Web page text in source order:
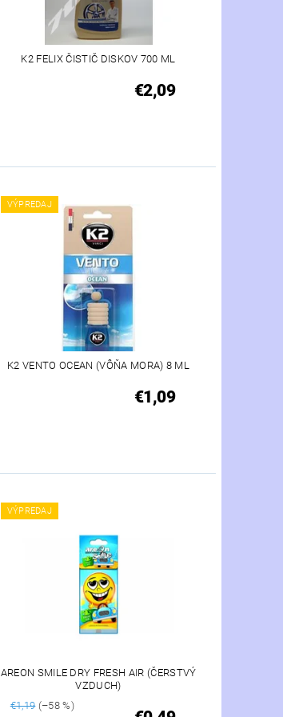
K2 FELIX ČISTIČ DISKOV 700 ML
€2,09
VÝPREDAJ
K2 VENTO OCEAN (VÔŇA MORA) 8 ML
€1,09
VÝPREDAJ
AREON SMILE DRY FRESH AIR (ČERSTVÝ
VZDUCH)
€1,19(–58 %)